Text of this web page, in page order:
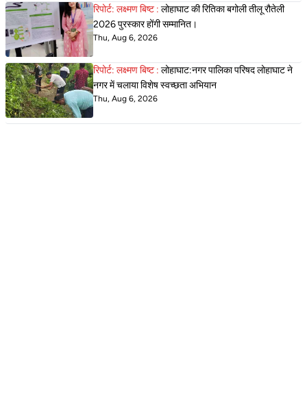
रिपोर्ट: लक्ष्मण बिष्ट : लोहाघाट की रितिका बगोली तीलू रौतेली
2026 पुरस्कार होंगी सम्मानित।
Thu, Aug 6, 2026
रिपोर्ट: लक्ष्मण बिष्ट : लोहाघाट:नगर पालिका परिषद लोहाघाट ने
नगर में चलाया विशेष स्वच्छता अभियान
Thu, Aug 6, 2026